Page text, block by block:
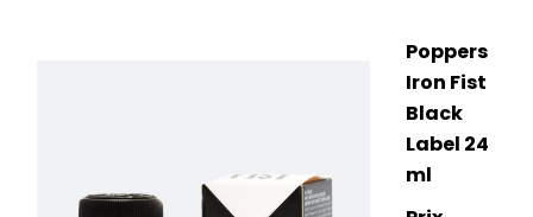
Poppers
Iron Fist
Black
Label 24
ml